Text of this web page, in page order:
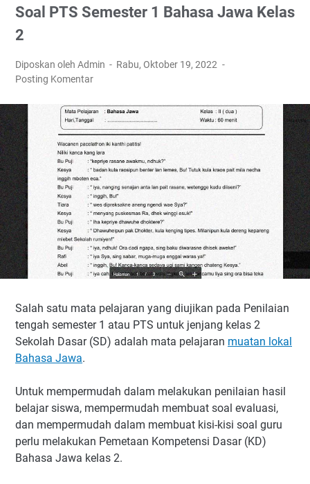
Soal PTS Semester 1 Bahasa Jawa Kelas
2
Diposkan oleh Admin
Rabu, Oktober 19, 2022
Posting Komentar
Salah satu mata pelajaran yang diujikan pada Penilaian
tengah semester 1 atau PTS untuk jenjang kelas 2
Sekolah Dasar (SD) adalah mata pelajaran muatan lokal
Bahasa Jawa.
Untuk mempermudah dalam melakukan penilaian hasil
belajar siswa, mempermudah membuat soal evaluasi,
dan mempermudah dalam membuat kisi-kisi soal guru
perlu melakukan Pemetaan Kompetensi Dasar (KD)
Bahasa Jawa kelas 2.